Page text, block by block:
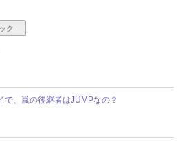
ク
で、嵐の後継者はJUMPなの？